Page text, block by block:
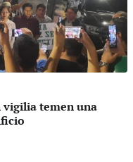
vigilia temen una